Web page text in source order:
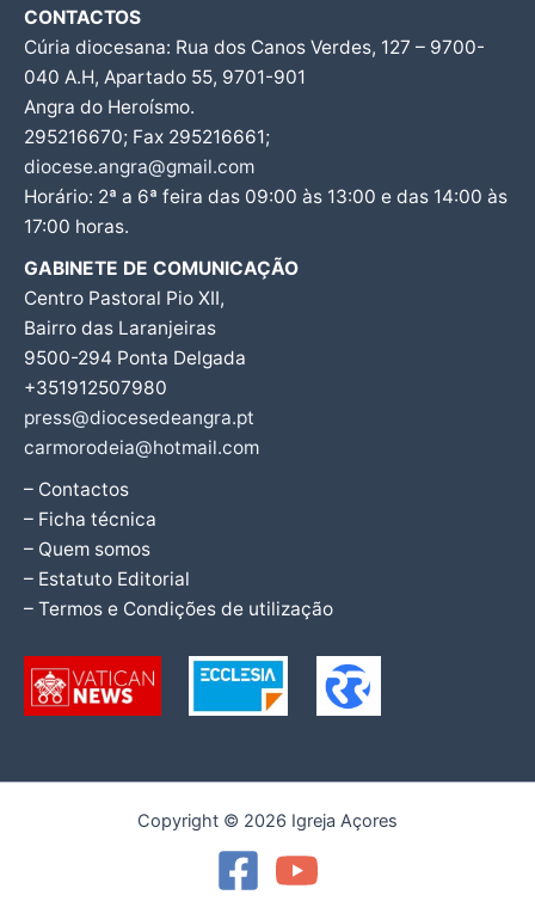
CONTACTOS
Cúria diocesana: Rua dos Canos Verdes, 127 – 9700-
040 A.H, Apartado 55, 9701-901
Angra do Heroísmo.
295216670; Fax 295216661;
diocese.angra@gmail.com
Horário: 2ª a 6ª feira das 09:00 às 13:00 e das 14:00 às
17:00 horas.
GABINETE DE COMUNICAÇÃO
Centro Pastoral Pio XII,
Bairro das Laranjeiras
9500-294 Ponta Delgada
+351912507980
press@diocesedeangra.pt
carmorodeia@hotmail.com
– Contactos
– Ficha técnica
– Quem somos
– Estatuto Editorial
– Termos e Condições de utilização
Copyright © 2026 Igreja Açores